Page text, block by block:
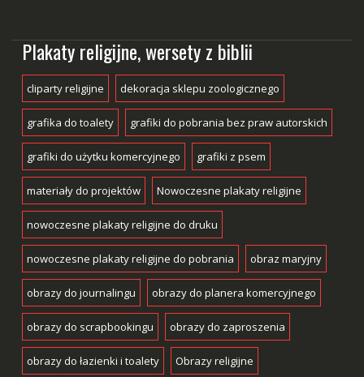
Plakaty religijne, wersety z biblii
cliparty religijne dekoracja sklepu zoologicznego
grafika do toalety grafiki do pobrania bez praw autorskich
grafiki do użytku komercyjnego grafiki z psem
materiały do projektów Nowoczesne plakaty religijne
nowoczesne plakaty religijne do druku
nowoczesne plakaty religijne do pobrania obraz maryjny
obrazy do journalingu obrazy do planera komercyjnego
obrazy do scrapbookingu obrazy do zaproszenia
obrazy do łazienki i toalety Obrazy religijne